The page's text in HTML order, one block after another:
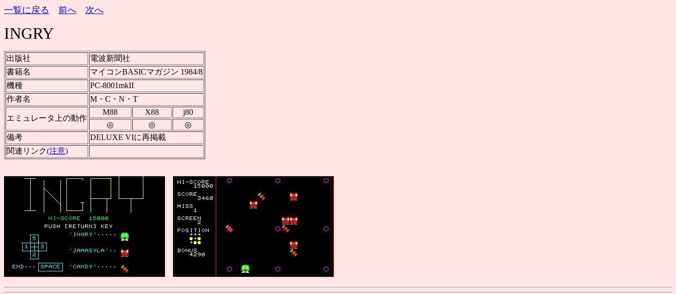
一覧に戻る 前へ 次へ
INGRY
出版社
電波新聞社
書籍名
マイコンBASICマガジン 1984/8
機種
PC-8001mkII
作者名
M・C・N・T
エミュレータ上の動作
M88 X88
j80
◎
◎
◎
備考
DELUXE VIに再掲載
関連リンク(注意)